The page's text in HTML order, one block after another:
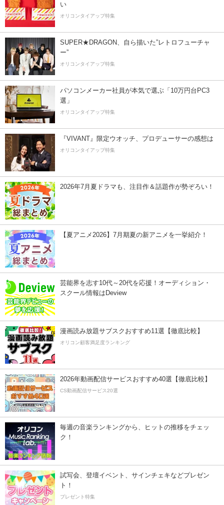
い
オリコンタイアップ特集
SUPER★DRAGON、自ら描いた”レトロフューチャ
ー”
オリコンタイアップ特集
パソコンメーカー社員が本気で選ぶ「10万円台PC3
選」
オリコンタイアップ特集
『VIVANT』限定ウオッチ、プロデューサーの感想は
オリコンタイアップ特集
2026年7月夏ドラマも、注目作＆話題作が勢ぞろい！
【夏アニメ2026】7月期夏の新アニメを一挙紹介！
芸能界を志す10代～20代を応援！オーディション・
スクール情報はDeview
漫画読み放題サブスクおすすめ11選【徹底比較】
オリコン顧客満足度ランキング
2026年動画配信サービスおすすめ40選【徹底比較】
CS動画配信サービス20選
毎週の音楽ランキングから、ヒットの推移をチェッ
ク！
試写会、登壇イベント、サインチェキなどプレゼン
ト！
プレゼント特集